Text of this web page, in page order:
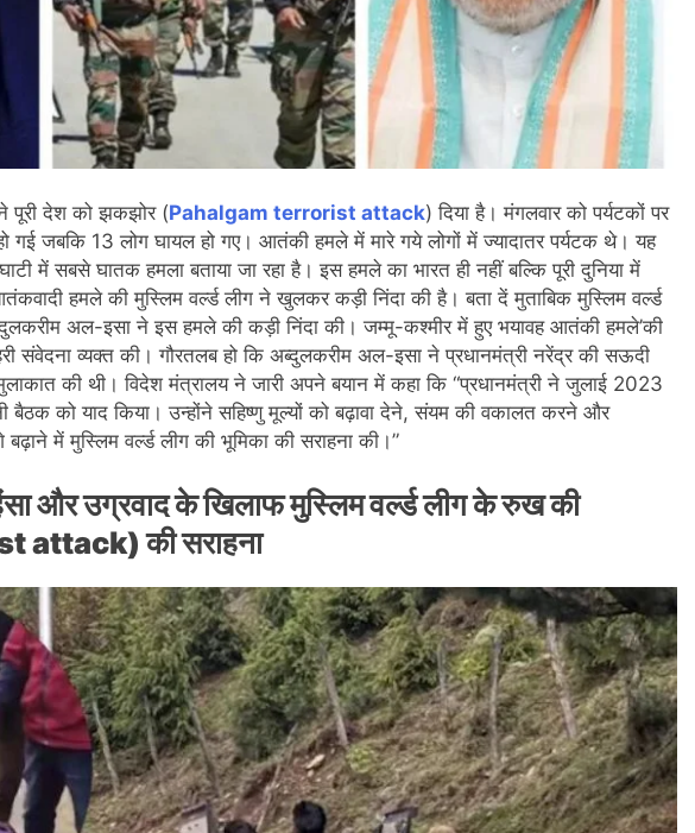
पूरी देश को झकझोर (Pahalgam terrorist attack) दिया है। मंगलवार को पर्यटकों पर
गई जबकि 13 लोग घायल हो गए। आतंकी हमले में मारे गये लोगों में ज्यादातर पर्यटक थे। यह
में सबसे घातक हमला बताया जा रहा है। इस हमले का भारत ही नहीं बल्कि पूरी दुनिया में
हमले की मुस्लिम वर्ल्ड लीग ने खुलकर कड़ी निंदा की है। बता दें मुताबिक मुस्लिम वर्ल्ड
अल-इसा ने इस हमले की कड़ी निंदा की। जम्मू-कश्मीर में हुए भयावह आतंकी हमले’की
संवेदना व्यक्त की। गौरतलब हो कि अब्दुलकरीम अल-इसा ने प्रधानमंत्री नरेंद्र की सऊदी
मुलाकात की थी। विदेश मंत्रालय ने जारी अपने बयान में कहा कि “प्रधानमंत्री ने जुलाई 2023
बैठक को याद किया। उन्होंने सहिष्णु मूल्यों को बढ़ावा देने, संयम की वकालत करने और
में मुस्लिम वर्ल्ड लीग की भूमिका की सराहना की।”
और उग्रवाद के खिलाफ मुस्लिम वर्ल्ड लीग के रुख की
की सराहना